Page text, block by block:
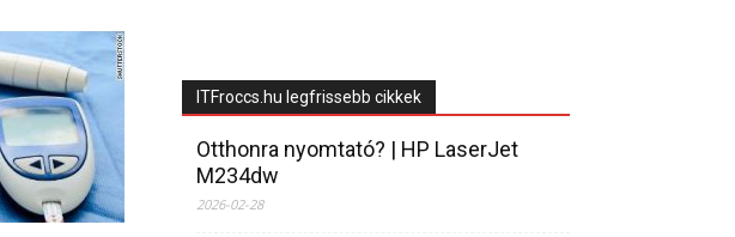
ITFroccs.hu legfrissebb cikkek
Otthonra nyomtató? | HP LaserJet
M234dw
2026-02-28